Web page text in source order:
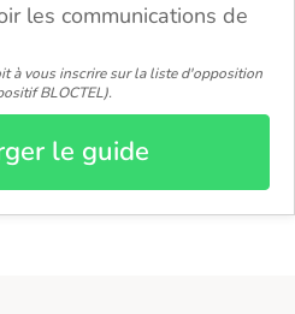
les communications de
à vous inscrire sur la liste d'opposition
BLOCTEL).
le guide